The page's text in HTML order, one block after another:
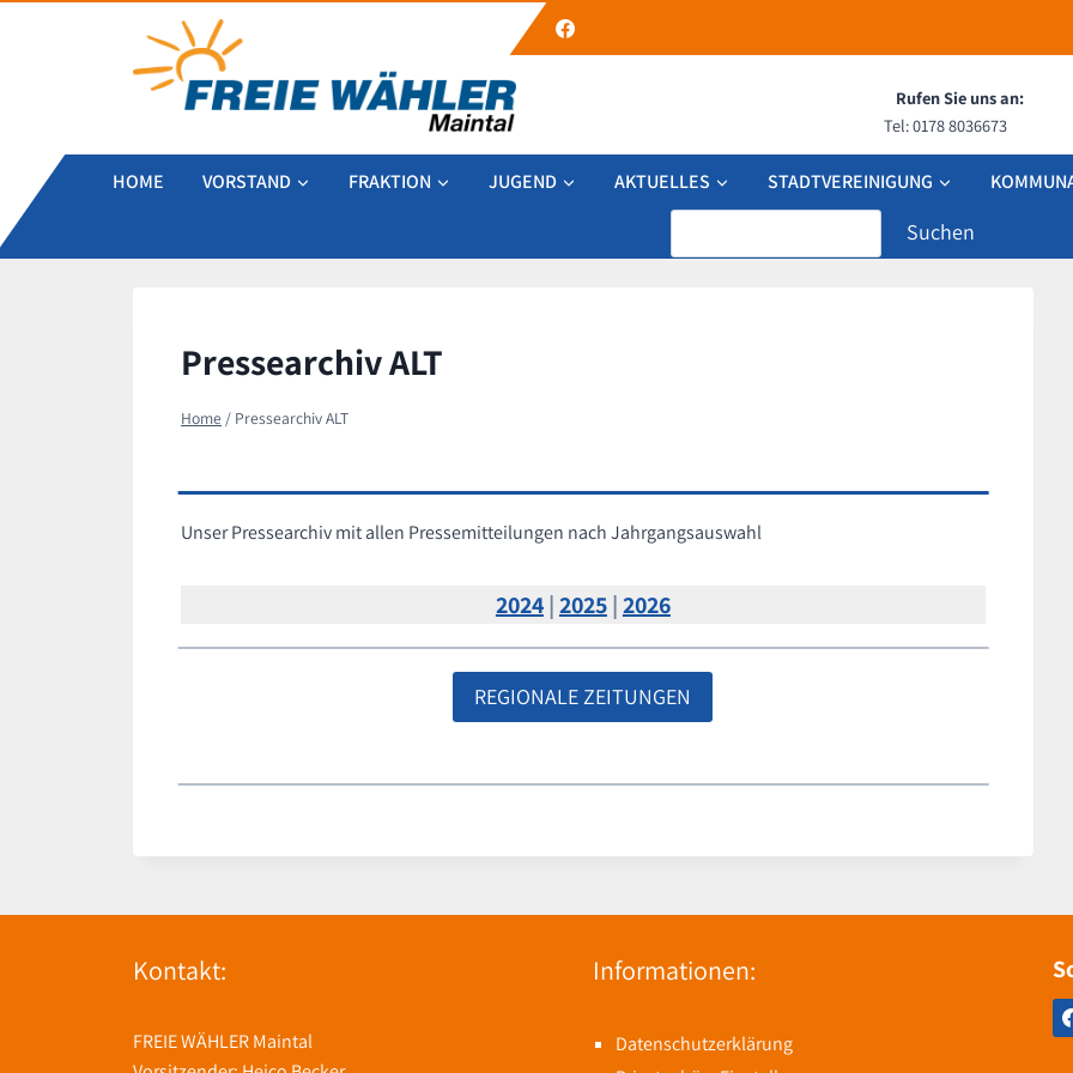
Rufen Sie uns an:
Tel: 0178 8036673
HOME VORSTAND FRAKTION JUGEND AKTUELLES STADTVEREINIGUNG
Pressearchiv ALT
Home / Pressearchiv ALT
Unser Pressearchiv mit allen Pressemitteilungen nach Jahrgangsauswahl
2024|2025|2026
REGIONALE ZEITUNGEN
Kontakt:
FREIE WÄHLER Maintal
Informationen:
Datenschutzerklärung